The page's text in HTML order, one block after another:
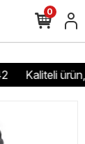
Kaliteli
0